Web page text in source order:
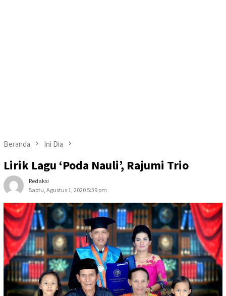
Beranda Ini Dia
Lirik Lagu ‘Poda Nauli’, Rajumi Trio
Redaksi
Sabtu, Agustus 1, 2020 5:39 pm